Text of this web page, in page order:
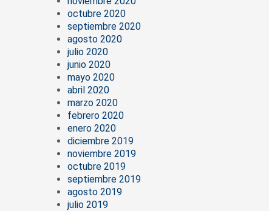
octubre 2020
septiembre 2020
agosto 2020
julio 2020
junio 2020
mayo 2020
abril 2020
marzo 2020
febrero 2020
enero 2020
diciembre 2019
noviembre 2019
octubre 2019
septiembre 2019
agosto 2019
julio 2019